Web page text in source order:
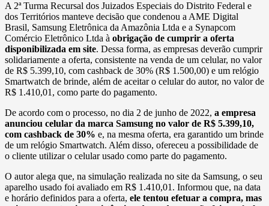
A 2ª Turma Recursal dos Juizados Especiais do Distrito Federal e
dos Territórios manteve decisão que condenou a AME Digital
Brasil, Samsung Eletrônica da Amazônia Ltda e a Synapcom
Comércio Eletrônico Ltda à obrigação de cumprir a oferta
disponibilizada em site. Dessa forma, as empresas deverão cumprir
solidariamente a oferta, consistente na venda de um celular, no valor
de R$ 5.399,10, com cashback de 30% (R$ 1.500,00) e um relógio
Smartwatch de brinde, além de aceitar o celular do autor, no valor de
R$ 1.410,01, como parte do pagamento.
De acordo com o processo, no dia 2 de junho de 2022, a empresa
anunciou celular da marca Samsung no valor de R$ 5.399,10,
com cashback de 30% e, na mesma oferta, era garantido um brinde
de um relógio Smartwatch. Além disso, ofereceu a possibilidade de
o cliente utilizar o celular usado como parte do pagamento.
O autor alega que, na simulação realizada no site da Samsung, o seu
aparelho usado foi avaliado em R$ 1.410,01. Informou que, na data
e horário definidos para a oferta, ele tentou efetuar a compra, mas